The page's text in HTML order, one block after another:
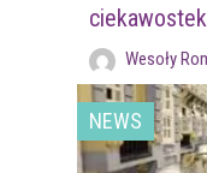
Wesoły
NEWS